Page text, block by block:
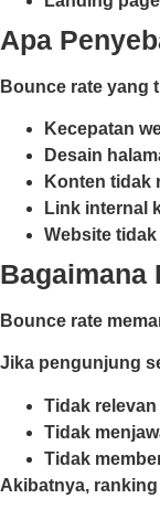
Apa
Bounce rate yang
Kecepatan
Desain
Konten tidak
Link internal
Website
Bagaimana
Bounce rate
Jika pengunjung
Tidak
Tidak
Tidak
Akibatnya,